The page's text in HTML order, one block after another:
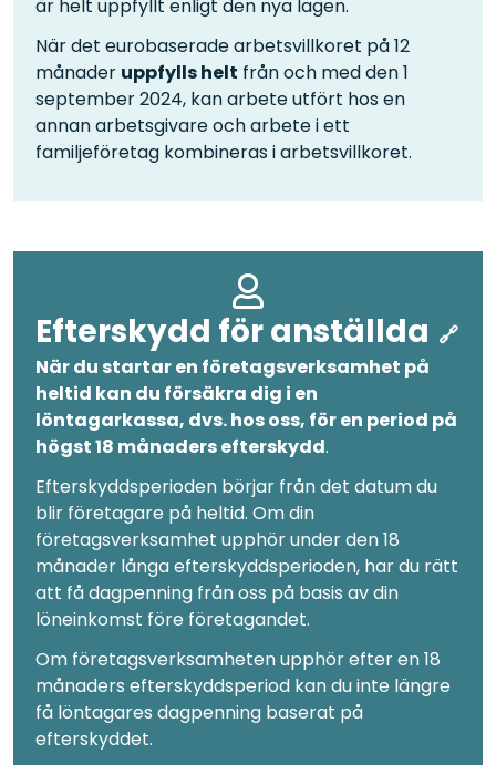
är helt uppfyllt enligt den nya lagen.
När det eurobaserade arbetsvillkoret på 12
månader uppfylls helt från och med den 1
september 2024, kan arbete utfört hos en
annan arbetsgivare och arbete i ett
familjeföretag kombineras i arbetsvillkoret.
Efterskydd för anställda
När du startar en företagsverksamhet på
heltid kan du försäkra dig i en
löntagarkassa, dvs. hos oss, för en period på
högst 18 månaders efterskydd.
Efterskyddsperioden börjar från det datum du
blir företagare på heltid. Om din
företagsverksamhet upphör under den 18
månader långa efterskyddsperioden, har du rätt
att få dagpenning från oss på basis av din
löneinkomst före företagandet.
Om företagsverksamheten upphör efter en 18
månaders efterskyddsperiod kan du inte längre
få löntagares dagpenning baserat på
efterskyddet.